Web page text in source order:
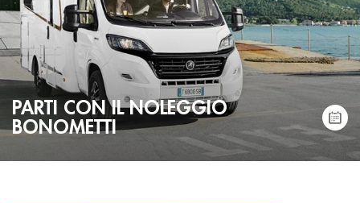
PARTI CON IL NOLEGGIO
BONOMETTI